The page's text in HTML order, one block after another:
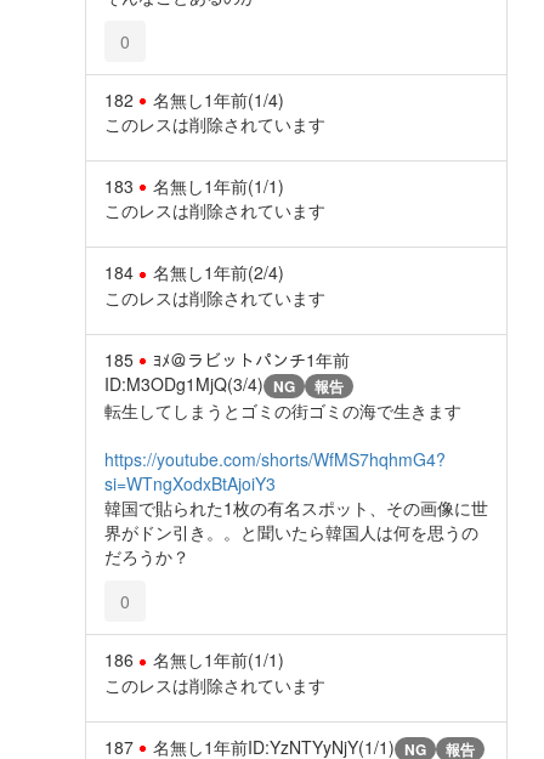
0
182 名無し1年前(1/4)
このレスは削除されています
183 名無し1年前(1/1)
このレスは削除されています
184 名無し1年前(2/4)
このレスは削除されています
185 ﾖﾒ＠ラビットパンチ1年前
ID:M3ODg1MjQ(3/4) NG 報告
転生してしまうとゴミの街ゴミの海で生きます
https://youtube.com/shorts/WfMS7hqhmG4?
si=WTngXodxBtAjoiY3
韓国で貼られた1枚の有名スポット、その画像に世
界がドン引き。。と聞いたら韓国人は何を思うの
だろうか？
0
186 名無し1年前(1/1)
このレスは削除されています
187 名無し1年前ID:YzNTYyNjY(1/1) NG 報告